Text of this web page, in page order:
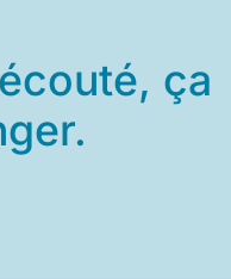
ça